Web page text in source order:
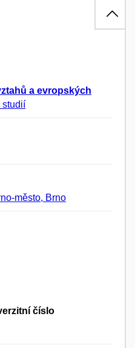
a evropských
studií
město, Brno
číslo